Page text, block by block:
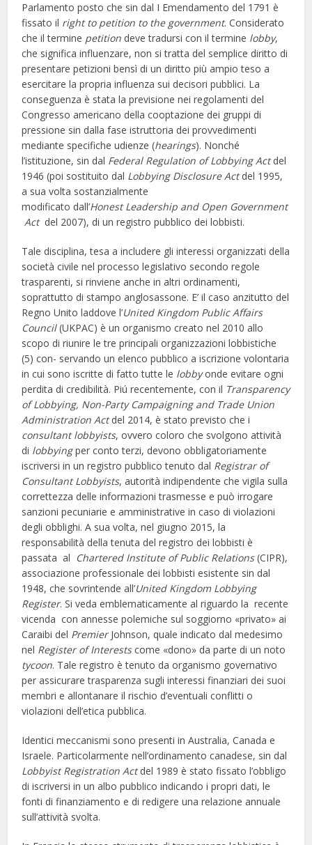
Parlamento posto che sin dal I Emendamento del 1791 è
fissato il right to petition to the government. Considerato
che il termine petition deve tradursi con il termine lobby,
che significa influenzare, non si tratta del semplice diritto di
presentare petizioni bensì di un diritto più ampio teso a
esercitare la propria influenza sui decisori pubblici. La
conseguenza è stata la previsione nei regolamenti del
Congresso americano della cooptazione dei gruppi di
pressione sin dalla fase istruttoria dei provvedimenti
mediante specifiche udienze (hearings). Nonché
l’istituzione, sin dal Federal Regulation of Lobbying Actdel
1946 (poi sostituito dal Lobbying Disclosure Actdel 1995,
a sua volta sostanzialmente
modificato dall’Honest Leadership and Open Government
Act del 2007), di un registro pubblico dei lobbisti.
Tale disciplina, tesa a includere gli interessi organizzati della
società civile nel processo legislativo secondo regole
trasparenti, si rinviene anche in altri ordinamenti,
soprattutto di stampo anglosassone. E’ il caso anzitutto del
Regno Unito laddove l’United Kingdom Public Affairs
Council(UKPAC) è un organismo creato nel 2010 allo
scopo di riunire le tre principali organizzazioni lobbistiche
(5) con- servando un elenco pubblico a iscrizione volontaria
in cui sono iscritte di fatto tutte le lobbyonde evitare ogni
perdita di credibilità. Piú recentemente, con il Transparency
of Lobbying, Non-Party Campaigning and Trade Union
Administration Actdel 2014, è stato previsto che i
consultant lobbyists, ovvero coloro che svolgono attività
di lobbyingper conto terzi, devono obbligatoriamente
iscriversi in un registro pubblico tenuto dal Registrar of
Consultant Lobbyists, autorità indipendente che vigila sulla
correttezza delle informazioni trasmesse e può irrogare
sanzioni pecuniarie e amministrative in caso di violazioni
degli obblighi. A sua volta, nel giugno 2015, la
responsabilità della tenuta del registro dei lobbisti è
passata al Chartered Institute of Public Relations(CIPR),
associazione professionale dei lobbisti esistente sin dal
1948, che sovrintende all’United Kingdom Lobbying
Register. Si veda emblematicamente al riguardo la recente
vicenda con annesse polemiche sul soggiorno «privato» ai
Caraibi del PremierJohnson, quale indicato dal medesimo
nel Register of Interestscome «dono» da parte di un noto
tycoon. Tale registro è tenuto da organismo governativo
per assicurare trasparenza sugli interessi finanziari dei suoi
membri e allontanare il rischio d’eventuali conflitti o
violazioni dell’etica pubblica.
Identici meccanismi sono presenti in Australia, Canada e
Israele. Particolarmente nell’ordinamento canadese, sin dal
Lobbyist Registration Actdel 1989 è stato fissato l’obbligo
di iscriversi in un albo pubblico indicando i propri dati, le
fonti di finanziamento e di redigere una relazione annuale
sull’attività svolta.